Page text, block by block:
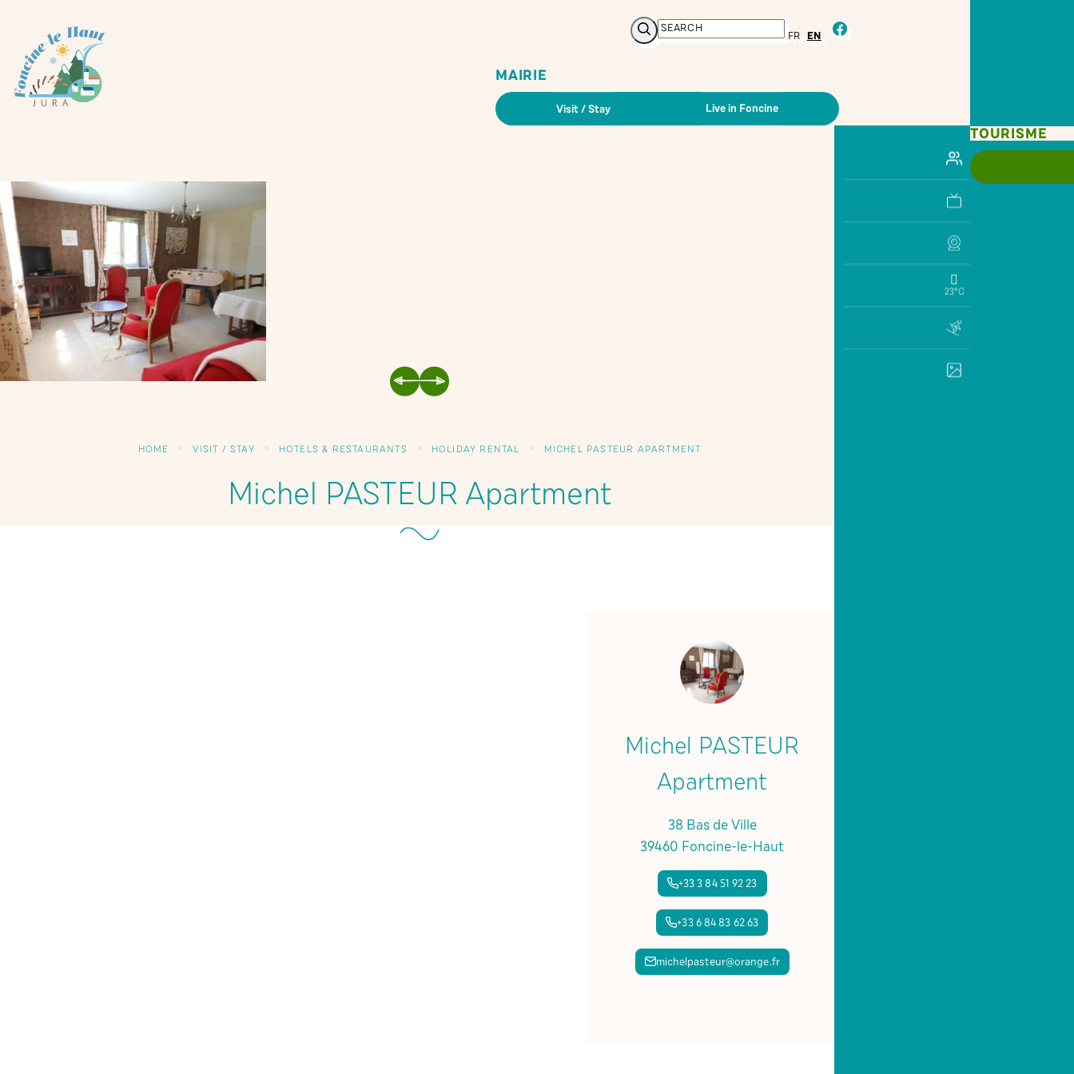
Search FR EN facebook
MAIRIE
Visit / Stay Live in Foncine
TOURISME
23°C
PREVIOUS
NEXT
HOME VISIT / STAY HOTELS & RESTAURANTS HOLIDAY RENTAL MICHEL PASTEUR APARTMENT
Michel PASTEUR Apartment
Michel PASTEUR
Apartment
38 Bas de Ville
39460 Foncine-le-Haut
+33 3 84 51 92 23
+33 6 84 83 62 63
michelpasteur@orange.fr